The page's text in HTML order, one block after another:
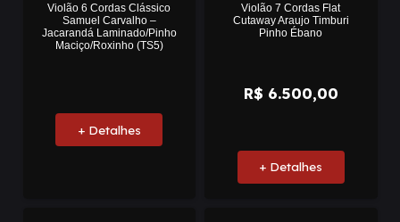
Violão 6 Cordas Clássico
Samuel Carvalho –
Jacarandá Laminado/Pinho
Maciço/Roxinho (TS5)
+ Detalhes
Violão 7 Cordas Flat
Cutaway Araujo Timburi
Pinho Ébano
R$ 6.500,00
+ Detalhes